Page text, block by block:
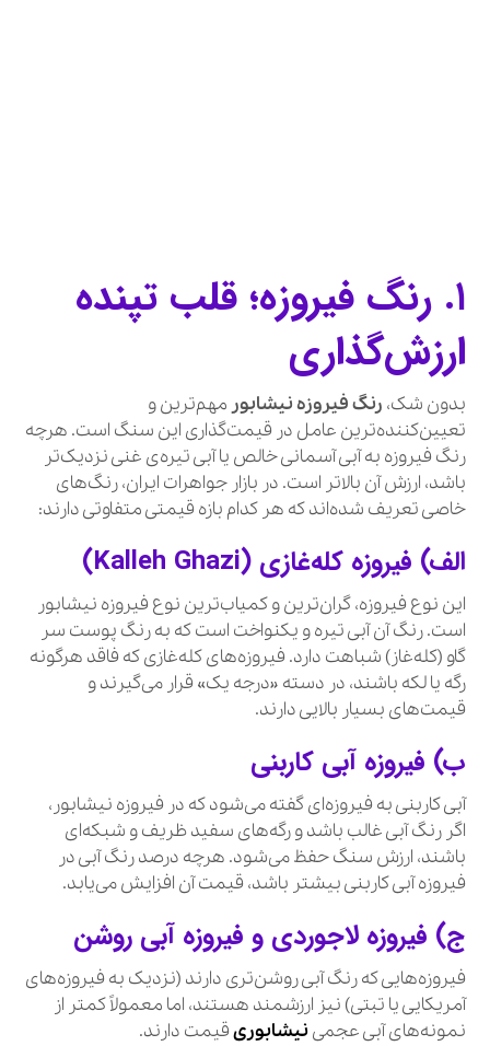
۱. رنگ فیروزه؛ قلب تپنده
ارزش‌گذاری
بدون شک، رنگ فیروزه نیشابور مهم‌ترین و
تعیین‌کننده‌ترین عامل در قیمت‌گذاری این سنگ است. هرچه
رنگ فیروزه به آبی آسمانی خالص یا آبی تیره‌ی غنی نزدیک‌تر
باشد، ارزش آن بالاتر است. در بازار جواهرات ایران، رنگ‌های
خاصی تعریف شده‌اند که هر کدام بازه قیمتی متفاوتی دارند:
الف) فیروزه کله‌غازی (Kalleh Ghazi)
این نوع فیروزه، گران‌ترین و کمیاب‌ترین نوع فیروزه نیشابور
است. رنگ آن آبی تیره و یکنواخت است که به رنگ پوست سر
گاو (کله‌غاز) شباهت دارد. فیروزه‌های کله‌غازی که فاقد هرگونه
رگه یا لکه باشند، در دسته «درجه یک» قرار می‌گیرند و
قیمت‌های بسیار بالایی دارند.
ب) فیروزه آبی کاربنی
آبی کاربنی به فیروزه‌ای گفته می‌شود که در فیروزه نیشابور،
اگر رنگ آبی غالب باشد و رگه‌های سفید ظریف و شبکه‌ای
باشند، ارزش سنگ حفظ می‌شود. هرچه درصد رنگ آبی در
فیروزه آبی کاربنی بیشتر باشد، قیمت آن افزایش می‌یابد.
ج) فیروزه لاجوردی و فیروزه آبی روشن
فیروزه‌هایی که رنگ آبی روشن‌تری دارند (نزدیک به فیروزه‌های
آمریکایی یا تبتی) نیز ارزشمند هستند، اما معمولاً کمتر از
نمونه‌های آبی عجمینیشابوریقیمت دارند.